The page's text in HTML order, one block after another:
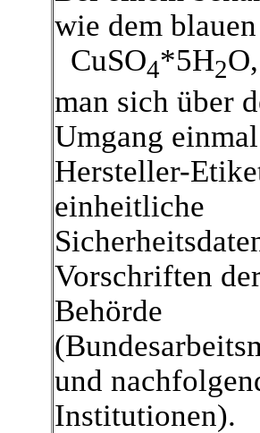
wie dem
CuSO4*5H2
man sich über
Umgang
Hersteller-
einheitliche
Vorschriften
Behörde
und
Institutionen).